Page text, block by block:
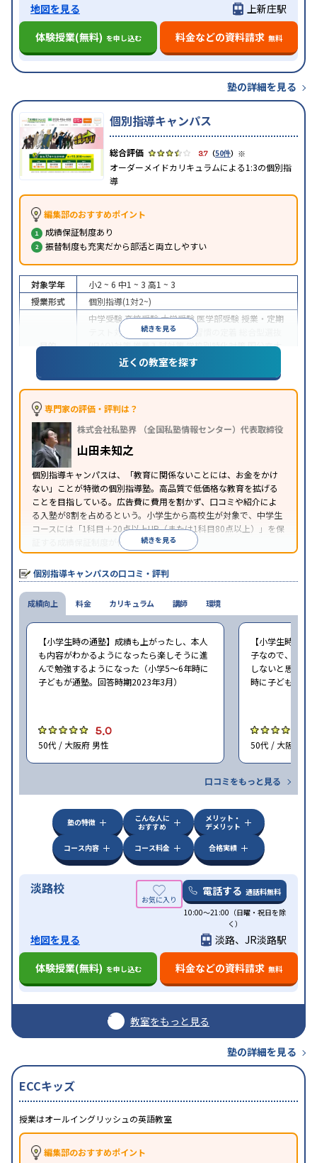
地図を見る
上新庄駅
体験授業(無料) を申し込む 料金などの資料請求 無料
塾の詳細を見る
個別指導キャンパス
3.7 （50件） ※
オーダーメイドカリキュラムによる1:3の個別指
導
編集部のおすすめポイント
成績保証制度あり
振替制度も充実だから部活と両立しやすい
続きを見る
対象学年 小2 ~ 6 中1 ~ 3 高1 ~ 3
授業形式
個別指導(1対2~)
目的
中学受験高校受験大学受験 医学部受験 授業・定期
テスト対策
内申点対策 学習習慣の定着
(旧AO)対策推薦入試対策学校別特化対策国公立大
私大対策共通テスト対策
特徴
中高一貫校生に対応成績保証制度あり授業の振替
可能不登校生に対応
のみの受講可
※2023年3月調査。小学校高学年の個別指導塾アンケート調査方法を参
近くの教室を探す
専門家の評価・評判は？
株式会社私塾界 （全国私塾情報センター）代表取締役
山田未知之
個別指導キャンパスは、「教育に関係ないことには、お金をかけ
ない」ことが特徴の個別指導塾。高品質で低価格な教育を拡げる
ことを目指している。広告費に費用を割かず、口コミや紹介によ
る入塾が8割を占めるという。小学生から高校生が対象で、中学生
コースには「1科目＋20点以上UP（または1科目80点以上）」を保
証する成績保証制度が付帯している。
続きを見る
個別指導キャンパスの口コミ・評判
成績向上
【小学生時の通塾】成績も上がったし、本人
も内容がわかるようになったら楽しそうに進
んで勉強するようになった（小学5〜6年時に
子どもが通塾。回答時期2023年3月）
5.0
50代 / 大阪府 男性
【小学生時の通
子なので、せめ
しないと思った
時に子どもが通
50代 / 大阪府 男
口コミをもっと見る
料金 カリキュラム 講師 環境
塾の特徴
こんな人に
おすすめ
メリット・
デメリット
コース内容
コース料金 合格実績
淡路校 電話する 通話料無料
10:00～21:00（日曜・祝日を除
く）
地図を見る
淡路、JR淡路駅
体験授業(無料) を申し込む 料金などの資料請求 無料
教室をもっと見る
塾の詳細を見る
ECCキッズ
授業はオールイングリッシュの英語教室
編集部のおすすめポイント